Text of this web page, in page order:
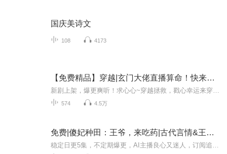
国庆美诗文
108 4173
【免费精品】穿越|玄门大佬直播算命！快来吃瓜！爆爽
574 4.5万
免费|傻妃种田：王爷，来吃药|古代言情&王爷&宠文